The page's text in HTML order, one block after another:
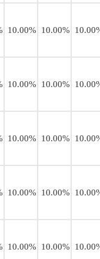
10.00% 10.00%
10.00% 10.00%
10.00% 10.00%
10.00% 10.00%
10.00% 10.00%